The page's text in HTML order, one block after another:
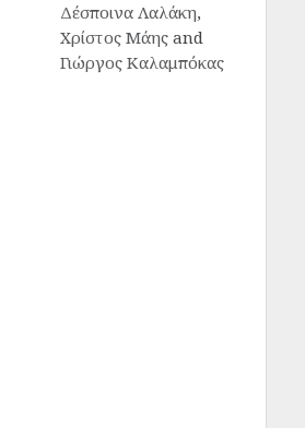
Δέσποινα Λαλάκη,
Χρίστος Μάης and
Γιώργος Καλαμπόκας